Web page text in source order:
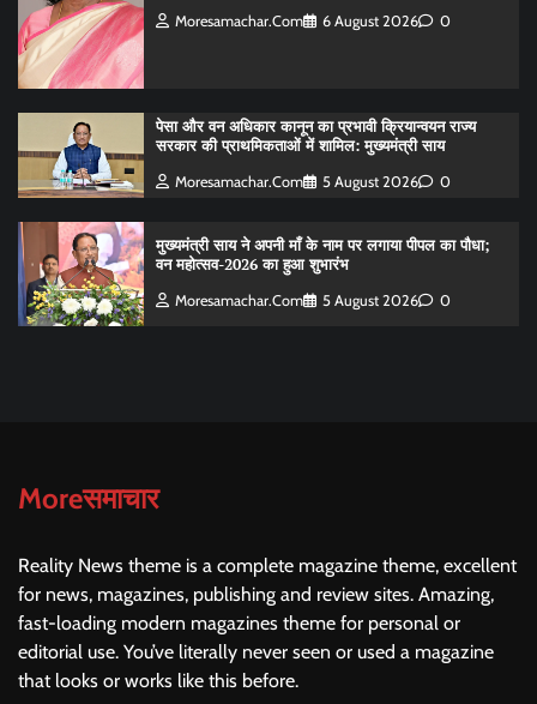
Moresamachar.com 6 August 2026 0
पेसा और वन अधिकार कानून का प्रभावी क्रियान्वयन राज्य
सरकार की प्राथमिकताओं में शामिल: मुख्यमंत्री साय
Moresamachar.com 5 August 2026 0
मुख्यमंत्री साय ने अपनी माँ के नाम पर लगाया पीपल का पौधा;
वन महोत्सव-2026 का हुआ शुभारंभ
Moresamachar.com 5 August 2026 0
Moreसमाचार
Reality News theme is a complete magazine theme, excellent
for news, magazines, publishing and review sites. Amazing,
fast-loading modern magazines theme for personal or
editorial use. You’ve literally never seen or used a magazine
that looks or works like this before.